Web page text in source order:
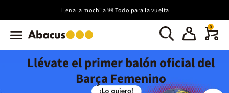
Llena la mochila 🎒 Todo para la vuelta
0
Llévate el primer balón oficial del
Barça Femenino